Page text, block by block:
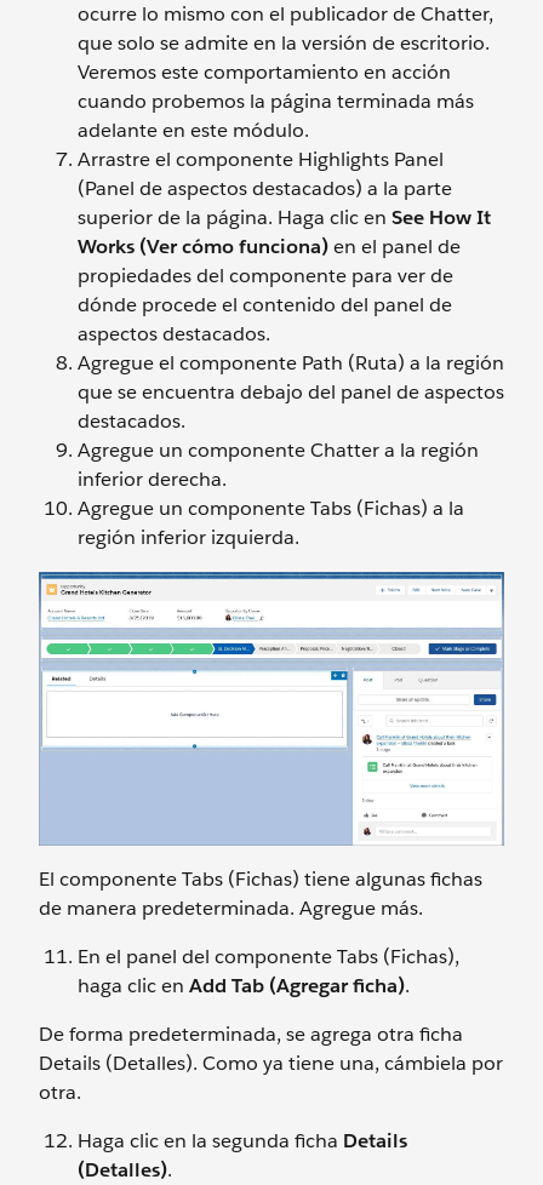
ocurre lo mismo con el publicador de Chatter,
que solo se admite en la versión de escritorio.
Veremos este comportamiento en acción
cuando probemos la página terminada más
adelante en este módulo.
Arrastre el componente Highlights Panel
(Panel de aspectos destacados) a la parte
superior de la página. Haga clic en See How It
Works (Ver cómo funciona)en el panel de
propiedades del componente para ver de
dónde procede el contenido del panel de
aspectos destacados.
Agregue el componente Path (Ruta) a la región
que se encuentra debajo del panel de aspectos
destacados.
Agregue un componente Chatter a la región
inferior derecha.
Agregue un componente Tabs (Fichas) a la
región inferior izquierda.
El componente Tabs (Fichas) tiene algunas fichas
de manera predeterminada. Agregue más.
En el panel del componente Tabs (Fichas),
haga clic en Add Tab (Agregar ficha).
De forma predeterminada, se agrega otra ficha
Details (Detalles). Como ya tiene una, cámbiela por
otra.
Haga clic en la segunda ficha Details
(Detalles).